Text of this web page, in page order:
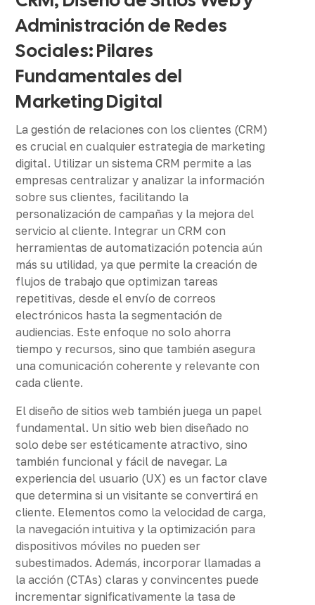
Administración de Redes
Sociales: Pilares
Fundamentales del
Marketing Digital
La gestión de relaciones con los clientes (CRM)
es crucial en cualquier estrategia de marketing
digital. Utilizar un sistema CRM permite a las
empresas centralizar y analizar la información
sobre sus clientes, facilitando la
personalización de campañas y la mejora del
servicio al cliente. Integrar un CRM con
herramientas de automatización potencia aún
más su utilidad, ya que permite la creación de
flujos de trabajo que optimizan tareas
repetitivas, desde el envío de correos
electrónicos hasta la segmentación de
audiencias. Este enfoque no solo ahorra
tiempo y recursos, sino que también asegura
una comunicación coherente y relevante con
cada cliente.
El diseño de sitios web también juega un papel
fundamental. Un sitio web bien diseñado no
solo debe ser estéticamente atractivo, sino
también funcional y fácil de navegar. La
experiencia del usuario (UX) es un factor clave
que determina si un visitante se convertirá en
cliente. Elementos como la velocidad de carga,
la navegación intuitiva y la optimización para
dispositivos móviles no pueden ser
subestimados. Además, incorporar llamadas a
la acción (CTAs) claras y convincentes puede
incrementar significativamente la tasa de